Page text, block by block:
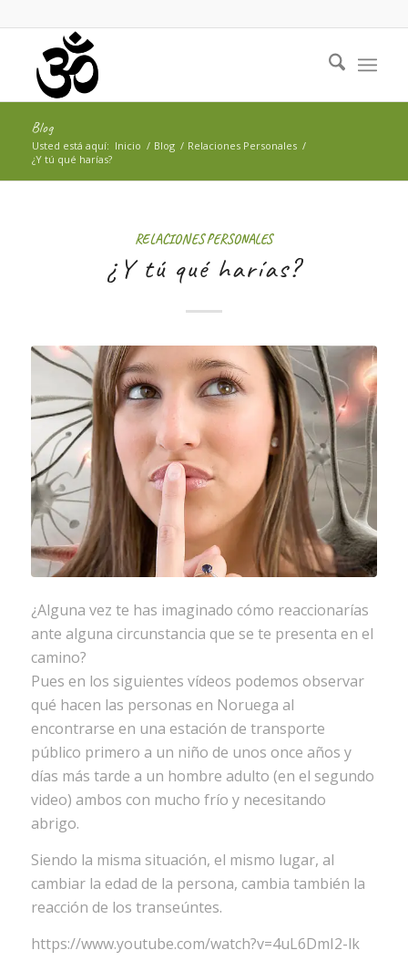
Blog
Usted está aquí: Inicio / Blog / Relaciones Personales /
¿Y tú qué harías?
RELACIONES PERSONALES
¿Y tú qué harías?
¿Alguna vez te has imaginado cómo reaccionarías
ante alguna circunstancia que se te presenta en el
camino?
Pues en los siguientes vídeos podemos observar
qué hacen las personas en Noruega al
encontrarse en una estación de transporte
público primero a un niño de unos once años y
días más tarde a un hombre adulto (en el segundo
video) ambos con mucho frío y necesitando
abrigo.
Siendo la misma situación, el mismo lugar, al
cambiar la edad de la persona, cambia también la
reacción de los transeúntes.
https://www.youtube.com/watch?v=4uL6DmI2-lk